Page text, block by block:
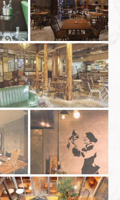
ェアする
HACHI (ムロマチ
町ビルB１F